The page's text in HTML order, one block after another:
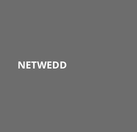
NETWEDD